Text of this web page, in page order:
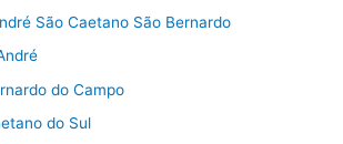
São Caetano São Bernardo
do Campo
do Sul